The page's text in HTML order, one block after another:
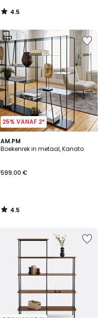
4.5
/
25% VANAF 2*
AM.PM
Boekenrek in metaal, Kanato
599.00 €
4.5
/ 5
4.5
/